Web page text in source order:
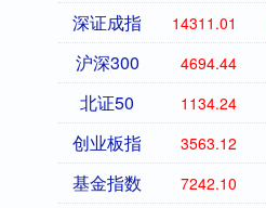
深证成指 14311.01
沪深300 4694.44
北证50 1134.24
创业板指 3563.12
基金指数 7242.10